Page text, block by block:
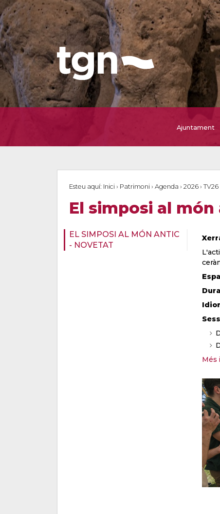
Ajuntament
Esteu aquí: Inici › Patrimoni › Agenda › 2026 › TV26
El simposi al món
EL SIMPOSI AL MÓN ANTIC
- NOVETAT
Més